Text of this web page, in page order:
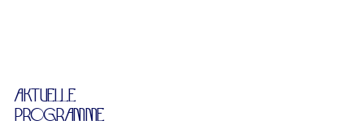
AKTUELLE
PROGRAMME